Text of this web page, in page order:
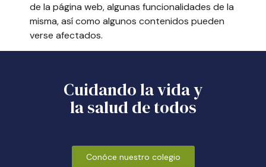
de la página web, algunas funcionalidades de la
misma, así como algunos contenidos pueden
verse afectados.
Cuidando la vida y
la salud de todos
Conóce nuestro colegio